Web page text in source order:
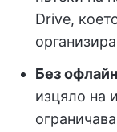
Drive,
Без
изцяло на